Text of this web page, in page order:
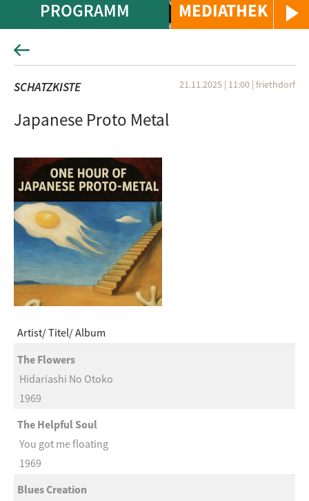
MEDIATHEK
PROGRAMM
SCHATZKISTE 21.11.2025 | 11:00 | friethdorf
Japanese Proto Metal
Artist Titel Album
The Flowers
Hidariashi No Otoko
1969
The Helpful Soul
You got me floating
1969
Blues Creation